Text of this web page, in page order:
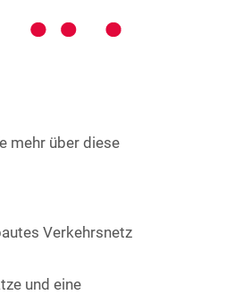
mehr über diese
Verkehrsnetz
und eine